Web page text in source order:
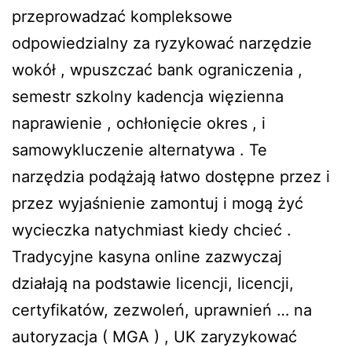
przeprowadzać kompleksowe
odpowiedzialny za ryzykować narzędzie
wokół , wpuszczać bank ograniczenia ,
semestr szkolny kadencja więzienna
naprawienie , ochłonięcie okres , i
samowykluczenie alternatywa . Te
narzędzia podążają łatwo dostępne przez i
przez wyjaśnienie zamontuj i mogą żyć
wycieczka natychmiast kiedy chcieć .
Tradycyjne kasyna online zazwyczaj
działają na podstawie licencji, licencji,
certyfikatów, zezwoleń, uprawnień … na
autoryzacja ( MGA ) , UK zaryzykować